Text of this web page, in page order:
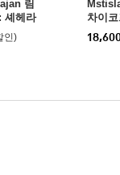
림
셰헤라
: 181
인)
차이
모음
allet